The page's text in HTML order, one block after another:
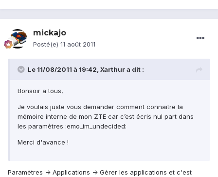
mickajo
Posté(e) 11 août 2011
Le 11/08/2011 à 19:42, Xarthur a dit :
Bonsoir a tous,
Je voulais juste vous demander comment connaitre la
mémoire interne de mon ZTE car c’est écris nul part dans
les paramètres :emo_im_undecided:
Merci d'avance !
Paramètres -> Applications -> Gérer les applications et c'est